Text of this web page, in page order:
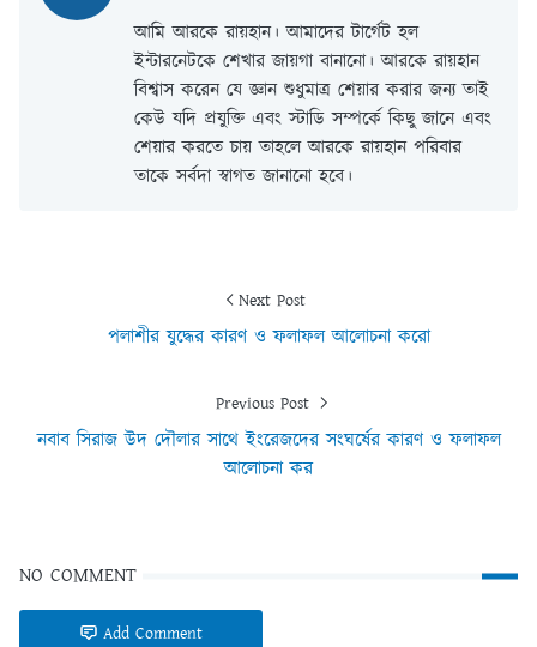
আমি আরকে রায়হান। আমাদের টার্গেট হল
ইন্টারনেটকে শেখার জায়গা বানানো। আরকে রায়হান
বিশ্বাস করেন যে জ্ঞান শুধুমাত্র শেয়ার করার জন্য তাই
কেউ যদি প্রযুক্তি এবং স্টাডি সম্পর্কে কিছু জানে এবং
শেয়ার করতে চায় তাহলে আরকে রায়হান পরিবার
তাকে সর্বদা স্বাগত জানানো হবে।
Next Post
পলাশীর যুদ্ধের কারণ ও ফলাফল আলোচনা করো
Previous Post
নবাব সিরাজ উদ দৌলার সাথে ইংরেজদের সংঘর্ষের কারণ ও ফলাফল
আলোচনা কর
NO COMMENT
Add Comment